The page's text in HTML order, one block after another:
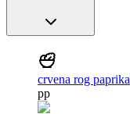
crvena rog paprika
pp